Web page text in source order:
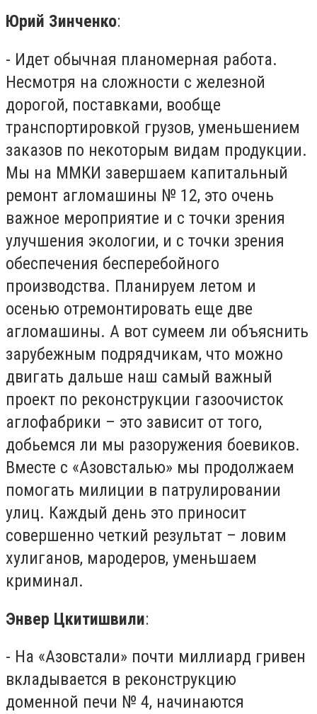
Юрий Зинченко:
- Идет обычная планомерная работа.
Несмотря на сложности с железной
дорогой, поставками, вообще
транспортировкой грузов, уменьшением
заказов по некоторым видам продукции.
Мы на ММКИ завершаем капитальный
ремонт агломашины № 12, это очень
важное мероприятие и с точки зрения
улучшения экологии, и с точки зрения
обеспечения бесперебойного
производства. Планируем летом и
осенью отремонтировать еще две
агломашины. А вот сумеем ли объяснить
зарубежным подрядчикам, что можно
двигать дальше наш самый важный
проект по реконструкции газоочисток
аглофабрики – это зависит от того,
добьемся ли мы разоружения боевиков.
Вместе с «Азовсталью» мы продолжаем
помогать милиции в патрулировании
улиц. Каждый день это приносит
совершенно четкий результат – ловим
хулиганов, мародеров, уменьшаем
криминал.
Энвер Цкитишвили:
- На «Азовстали» почти миллиард гривен
вкладывается в реконструкцию
доменной печи № 4, начинаются